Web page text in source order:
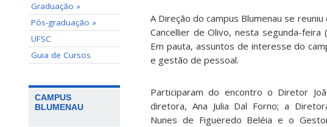
Graduação »
Pós-graduação »
UFSC
Guia de Cursos
CAMPUS
BLUMENAU
A Direção do campus Blumenau se
Cancellier de Olivo, nesta segunda-feira
Em pauta, assuntos de interesse do
e gestão de pessoal.
Participaram do encontro o Diretor
diretora, Ana Julia Dal Forno; a
Nunes de Figueredo Beléia e o